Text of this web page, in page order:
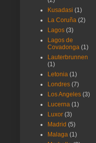
Kusadasi (1)
La Coruña (2)
Lagos (3)
Lagos de
Covadonga (1)
Lauterbrunnen
(1)
Letonia (1)
Londres (7)
Los Angeles (3)
Lucerna (1)
Luxor (3)
Madrid (5)
Malaga (1)